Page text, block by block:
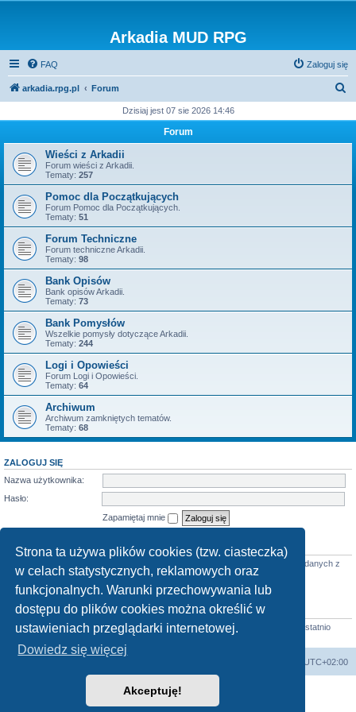
Strona ta używa plików cookies (tzw. ciasteczka)
w celach statystycznych, reklamowych oraz
funkcjonalnych. Warunki przechowywania lub
dostępu do plików cookies można określić w
ustawieniach przeglądarki internetowej.
Dowiedz się więcej
Akceptuję!
Arkadia MUD RPG
FAQ Zaloguj się
arkadia.rpg.pl Forum
k
j
Dzisiaj jest 07 sie 2026 14:46
Forum
Wieści z Arkadii
Forum wieści z Arkadii.
Tematy: 257
Pomoc dla Początkujących
Forum Pomoc dla Początkujących.
Tematy: 51
Forum Techniczne
Forum techniczne Arkadii.
Tematy: 98
Bank Opisów
Bank opisów Arkadii.
Tematy: 73
Bank Pomysłów
Wszelkie pomysły dotyczące Arkadii.
Tematy: 244
Logi i Opowieści
Forum Logi i Opowieści.
Tematy: 64
Archiwum
Archiwum zamkniętych tematów.
Tematy: 68
ZALOGUJ SIĘ
Nazwa użytkownika:
Hasło:
Zapamiętaj mnie
KTO JEST ONLINE
użytkowników online :: 2 zarejestrowanych, 0 ukrytych i 10 gości (wg danych z
ostatnich 5 minut)
Najwięcej użytkowników (
3712) było online 07 mar 2026 22:02
STATYSTYKI
Liczba postów:58683• Liczba tematów:855• Liczba użytkowników:
• Ostatnio
zarejestrowany użytkownik:
Horst
UTC+02:00
Technologię dostarczaphpBB® Forum Software © phpBB Limited
Polski pakiet językowy dostarcza